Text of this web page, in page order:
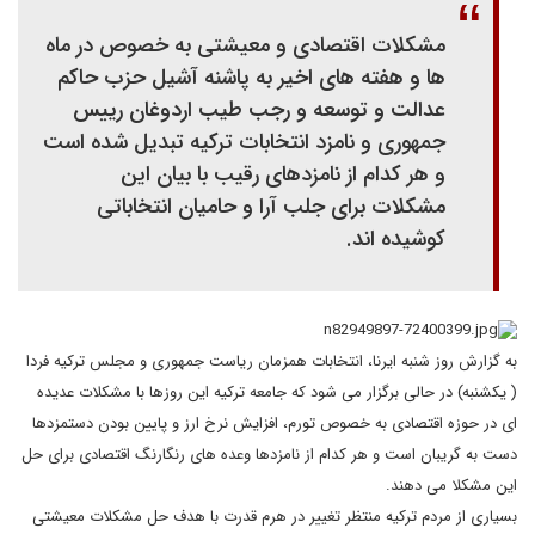
مشکلات اقتصادی و معیشتی به خصوص در ماه
ها و هفته های اخیر به پاشنه آشیل حزب حاکم
عدالت و توسعه و رجب طیب اردوغان رییس
جمهوری و نامزد انتخابات ترکیه تبدیل شده است
و هر کدام از نامزدهای رقیب با بیان این
مشکلات برای جلب آرا و حامیان انتخاباتی
کوشیده اند.
به گزارش روز شنبه ایرنا، انتخابات همزمان ریاست جمهوری و مجلس ترکیه فردا
( یکشنبه) در حالی برگزار می شود که جامعه ترکیه این روزها با مشکلات عدیده
ای در حوزه اقتصادی به خصوص تورم، افزایش نرخ ارز و پایین بودن دستمزدها
دست به گریبان است و هر کدام از نامزدها وعده های رنگارنگ اقتصادی برای حل
این مشکلا می دهند.
بسیاری از مردم ترکیه منتظر تغییر در هرم قدرت با هدف حل مشکلات معیشتی